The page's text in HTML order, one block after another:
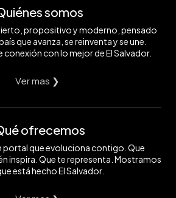
somos
propositivo y moderno, pensado
que avanza, se reinventa y se une.
con lo mejor de El Salvador.
Ver mas ❯
ofrecemos
portal que evoluciona contigo. Que
inspira. Que te representa. Mostramos
está hecho El Salvador.